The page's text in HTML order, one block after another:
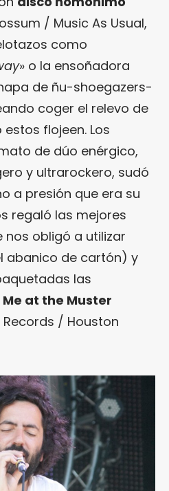
/ Music As Usual,
como
» o la ensoñadora
de ñu-shoegazers-
coger el relevo de
flojeen. Los
de dúo enérgico,
y ultrarockero, sudó
a presión que era su
regaló las mejores
nos obligó a utilizar
abanico de cartón) y
las
at the Muster
Records / Houston